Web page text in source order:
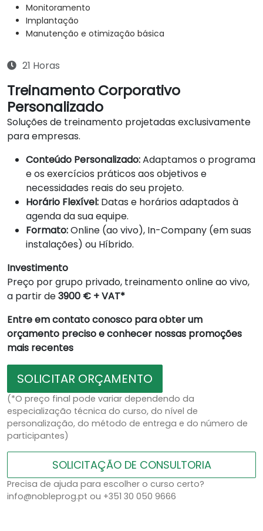
Monitoramento
Implantação
Manutenção e otimização básica
21 Horas
Treinamento Corporativo
Personalizado
Soluções de treinamento projetadas exclusivamente
para empresas.
Conteúdo Personalizado:Adaptamos o programa
e os exercícios práticos aos objetivos e
necessidades reais do seu projeto.
Horário Flexível: Datas e horários adaptados à
agenda da sua equipe.
Formato:Online (ao vivo), In-Company (em suas
instalações) ou Híbrido.
Investimento
Preço por grupo privado, treinamento online ao vivo,
a partir de3900 € + VAT*
Entre em contato conosco para obter um
orçamento preciso e conhecer nossas promoções
mais recentes
SOLICITAR ORÇAMENTO
(*O preço final pode variar dependendo da
especialização técnica do curso, do nível de
personalização, do método de entrega e do número de
participantes)
SOLICITAÇÃO DE CONSULTORIA
Precisa de ajuda para escolher o curso certo?
info@nobleprog.pt ou +351 30 050 9666